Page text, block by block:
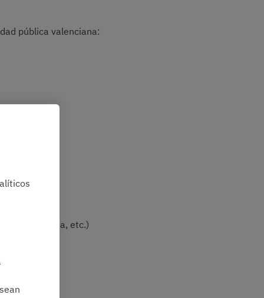
pública valenciana:
sanitaria, etc.)